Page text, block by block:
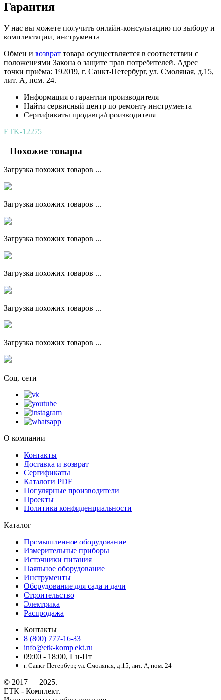
Гарантия
У нас вы можете получить онлайн-консультацию по выбору и
комплектации, инструмента.
Обмен и возврат товара осуществляется в соответствии с
положениями Закона о защите прав потребителей. Адрес
точки приёма: 192019, г. Санкт-Петербург, ул. Смоляная, д.15,
лит. А, пом. 24.
Информация о гарантии производителя
Найти сервисный центр по ремонту инструмента
Сертификаты продавца/производителя
ETK-12275
Похожие товары
Загрузка похожих товаров ...
Загрузка похожих товаров ...
Загрузка похожих товаров ...
Загрузка похожих товаров ...
Загрузка похожих товаров ...
Загрузка похожих товаров ...
Соц. сети
О компании
Контакты
Доставка и возврат
Сертификаты
Каталоги PDF
Популярные производители
Проекты
Политика конфиденциальности
Каталог
Промышленное оборудование
Измерительные приборы
Источники питания
Паяльное оборудование
Инструменты
Оборудование для сада и дачи
Строительство
Электрика
Распродажа
Контакты
8 (800) 777-16-83
info@etk-komplekt.ru
09:00 - 18:00, Пн-Пт
г. Санкт-Петербург, ул. Смоляная, д.15, лит. А, пом. 24
© 2017 — 2025.
ЕТК - Комплект.